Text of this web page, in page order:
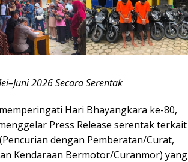
2026 Secara Serentak
Hari Bhayangkara ke-80,
Press Release serentak terkait
dengan Pemberatan/Curat,
Kendaraan Bermotor/Curanmor) yang